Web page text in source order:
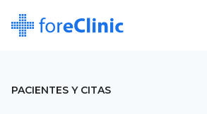
PACIENTES Y CITAS